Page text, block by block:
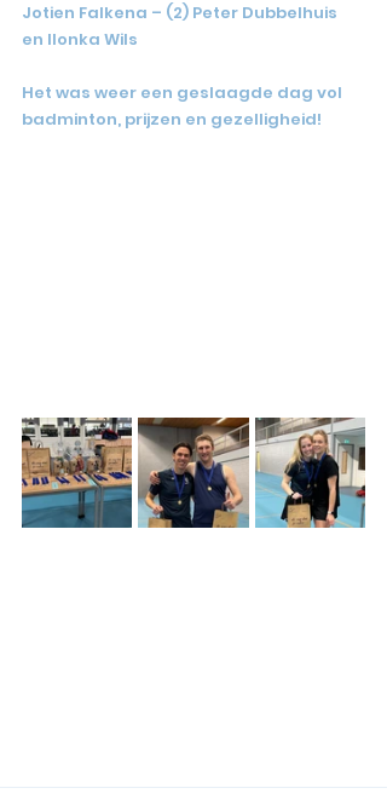
Jotien Falkena – (2) Peter Dubbelhuis
en Ilonka Wils
Het was weer een geslaagde dag vol
badminton, prijzen en gezelligheid!